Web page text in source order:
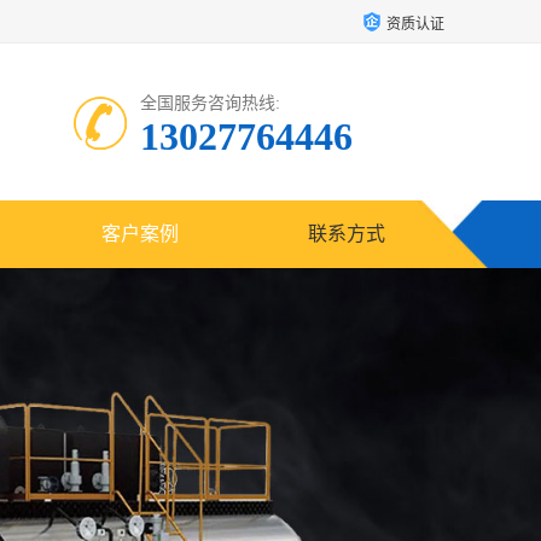
资质认证
全国服务咨询热线:
13027764446
客户案例 联系方式